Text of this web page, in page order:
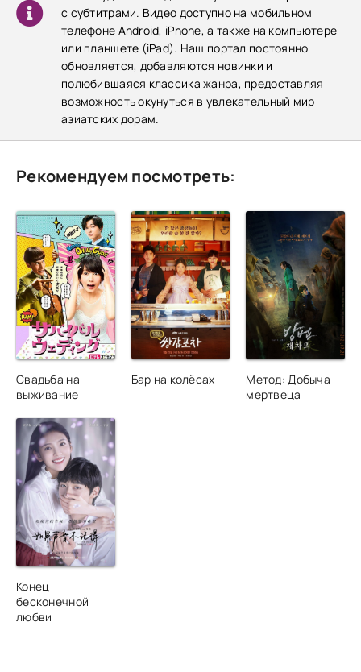
с субтитрами. Видео доступно на мобильном
телефоне Android, iPhone, а также на компьютере
или планшете (iPad). Наш портал постоянно
обновляется, добавляются новинки и
полюбившаяся классика жанра, предоставляя
возможность окунуться в увлекательный мир
азиатских дорам.
Рекомендуем посмотреть:
Свадьба на
выживание
Бар на колёсах
Метод: Добыча
мертвеца
Конец
бесконечной
любви